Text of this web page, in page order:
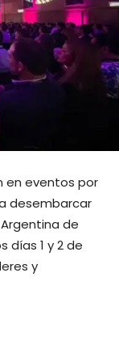
en eventos por
desembarcar
de
días 1 y 2 de
y